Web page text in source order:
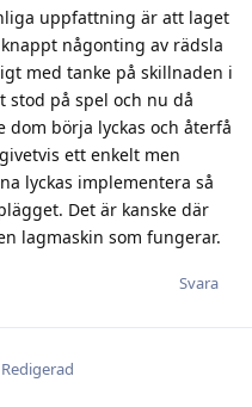
uppfattning är att laget
någonting av rädsla
med tanke på skillnaden i
på spel och nu då
dom börja lyckas och återfå
ett enkelt men
lyckas implementera så
Det är kanske där
lagmaskin som fungerar.
Svara
Redigerad